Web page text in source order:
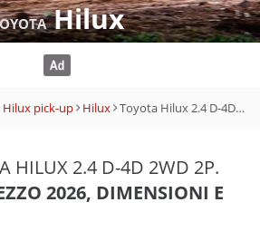
Hilux
Hilux pick-up Hilux Toyota Hilux 2.4 D-4D 2WD 2p. SC Active
HILUX 2.4 D-4D 2WD 2P.
2026, DIMENSIONI E